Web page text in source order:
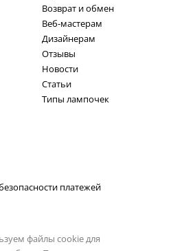
Возврат и обмен
Веб-мастерам
Дизайнерам
Отзывы
Новости
Статьи
Типы лампочек
платежей
файлы cookie для